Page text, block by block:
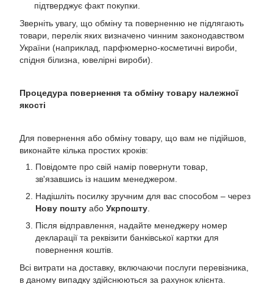
підтверджує факт покупки.
Зверніть увагу, що обміну та поверненню не підлягають
товари, перелік яких визначено чинним законодавством
України (наприклад, парфюмерно-косметичні вироби,
спідня білизна, ювелірні вироби).
Процедура повернення та обміну товару належної
якості
Для повернення або обміну товару, що вам не підійшов,
виконайте кілька простих кроків:
Повідомте про свій намір повернути товар,
зв'язавшись із нашим менеджером.
Надішліть посилку зручним для вас способом – через
Нову пошту або Укрпошту
Після відправлення, надайте менеджеру номер
декларації та реквізити банківської картки для
повернення коштів.
Всі витрати на доставку, включаючи послуги перевізника,
в даному випадку здійснюються за рахунок клієнта.